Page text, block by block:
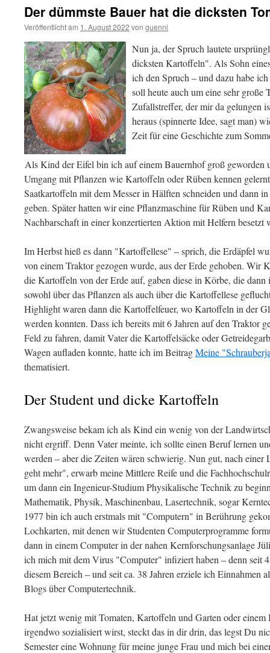
Der dümmste Bauer hat die dicksten
Veröffentlicht am 1. August 2022 von guenni
Nun ja, der Spruch lautete
dicksten Kartoffeln". Als Sohn
ich den Spruch – und dazu habe
soll heute auch um eine sehr große
Zufallstreffer, der mir da gelungen
heraus (spinnerte Idee, sagt man)
Zeit für eine Geschichte zum
Als Kind der Eifel bin ich auf einem Bauernhof groß geworden
Umgang mit Pflanzen wie Kartoffeln oder Rüben kennen
Saatkartoffeln mit dem Messer in Hälften schneiden und dann
geben. Später hatten wir eine Pflanzmaschine für Rüben und
Nachbarschaft in einer konzertierten Aktion mit Helfern besetzt
Im Herbst hieß es dann "Kartoffellese" – sprich, die Erdäpfel
von einem Traktor gezogen wurde, aus der Erde gehoben. Wir
die Kartoffeln von der Erde auf, gaben diese in Körbe, die dann
sowohl über das Pflanzen als auch über die Kartoffellese
Highlight waren dann die Kartoffelfeuer, wo Kartoffeln in der
werden konnten. Dass ich bereits mit 6 Jahren auf den Traktor
Feld zu fahren, damit Vater die Kartoffelsäcke oder
Wagen aufladen konnte, hatte ich im BeitragMeine
thematisiert.
Der Student und dicke Kartoffeln
Zwangsweise bekam ich als Kind ein wenig von der
nicht ergriff. Denn Vater meinte, ich sollte einen Beruf lernen
werden – aber die Zeiten wären schwierig. Nun gut, nach einer
geht mehr", erwarb meine Mittlere Reife und die
um dann ein Ingenieur-Studium Physikalische Technik zu
Mathematik, Physik, Maschinenbau, Lasertechnik, sogar
1977 bin ich auch erstmals mit "Computern" in Berührung
Lochkarten, mit denen wir Studenten Computerprogramme
dann in einem Computer in der nahen Kernforschungsanlage
ich mich mit dem Virus "Computer" infiziert haben – denn seit
diesem Bereich – und seit ca. 38 Jahren erziele ich
Blogs über Computertechnik.
Hat jetzt wenig mit Tomaten, Kartoffeln und Garten oder
irgendwo sozialisiert wirst, steckt das in dir drin, das legst Du
Semester eine Wohnung für meine junge Frau und mich bei